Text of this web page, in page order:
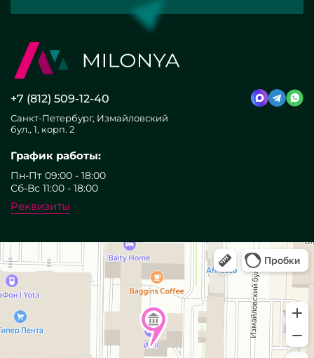
+7 (812) 509-12-40
Санкт-Петербург, Измайловский
бул., 1, корп. 2
График работы:
Пн-Пт 09:00 - 18:00
Сб-Вс 11:00 - 18:00
Реквизиты